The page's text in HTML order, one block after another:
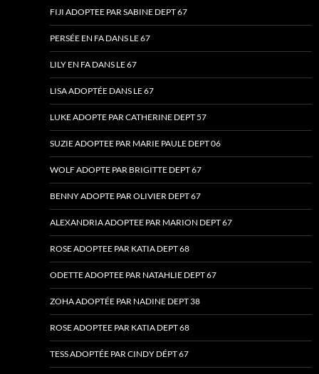
FIJI ADOPTEE PAR SABINE DEPT 67
PERSÉE EN FA DANS LE 67
LILY EN FA DANS LE 67
LISA ADOPTÉE DANS LE 67
LUKE ADOPTE PAR CATHERINE DEPT 57
SUZIE ADOPTEE PAR MARIE PAULE DEPT 06
WOLF ADOPTE PAR BRIGITTE DEPT 67
BENNY ADOPTE PAR OLIVIER DEPT 67
ALEXANDRIA ADOPTEE PAR MARION DEPT 67
ROSE ADOPTEE PAR KATIA DEPT 68
ODETTE ADOPTEE PAR NATAHLIE DEPT 67
ZOHA ADOPTÉE PAR NADINE DEPT 38
ROSE ADOPTEE PAR KATIA DEPT 68
TESS ADOPTÉE PAR CINDY DÉPT 67